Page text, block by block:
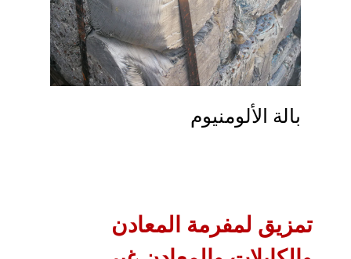
بالة الألومنيوم
تمزيق لمفرمة المعادن